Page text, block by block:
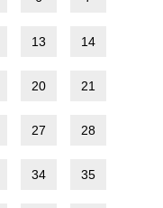
13 14
20 21
27 28
34 35